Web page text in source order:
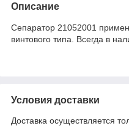
Описание
Сепаратор 21052001
винтового типа. Всегда в
Условия доставки
Доставка осуществляется